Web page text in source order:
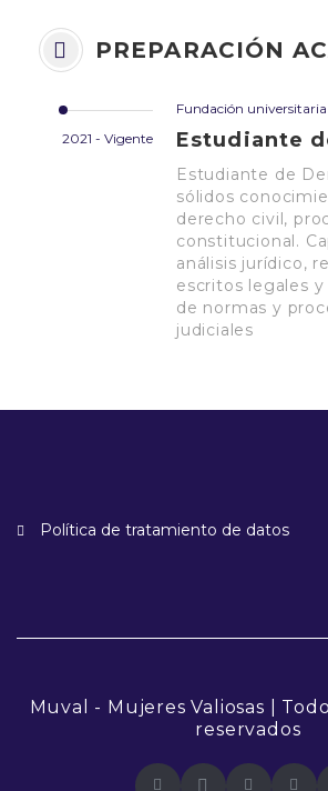
PREPARACIÓN
2021 - Vigente
Fundación
Estudiante
Estudiante de
sólidos
derecho civil,
constitucional.
análisis jurídico,
escritos legales
de normas y
judiciales
Política de tratamiento de datos
Muval - Mujeres Valiosas |
reservados